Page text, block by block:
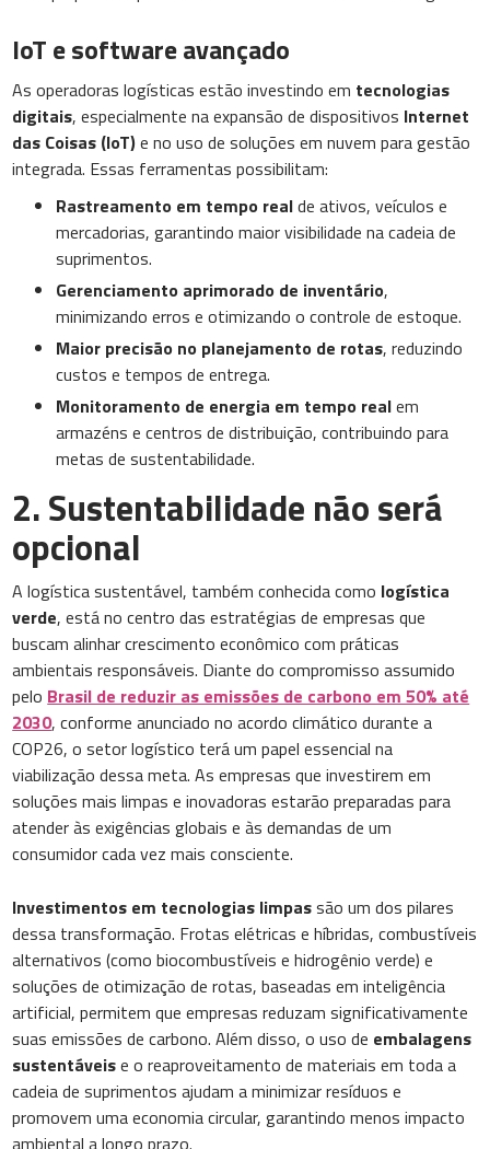
IoT e software avançado
As operadoras logísticas estão investindo em tecnologias
digitais, especialmente na expansão de dispositivos Internet
das Coisas (IoT)e no uso de soluções em nuvem para gestão
integrada. Essas ferramentas possibilitam:
Rastreamento em tempo realde ativos, veículos e
mercadorias, garantindo maior visibilidade na cadeia de
suprimentos.
Gerenciamento aprimorado de inventário,
minimizando erros e otimizando o controle de estoque.
Maior precisão no planejamento de rotas, reduzindo
custos e tempos de entrega.
Monitoramento de energia em tempo realem
armazéns e centros de distribuição, contribuindo para
metas de sustentabilidade.
2. Sustentabilidade não será
opcional
A logística sustentável, também conhecida como logística
verde, está no centro das estratégias de empresas que
buscam alinhar crescimento econômico com práticas
ambientais responsáveis. Diante do compromisso assumido
pelo Brasil de reduzir as emissões de carbono em 50% até
2030, conforme anunciado no acordo climático durante a
COP26, o setor logístico terá um papel essencial na
viabilização dessa meta. As empresas que investirem em
soluções mais limpas e inovadoras estarão preparadas para
atender às exigências globais e às demandas de um
consumidor cada vez mais consciente.
Investimentos em tecnologias limpassão um dos pilares
dessa transformação. Frotas elétricas e híbridas, combustíveis
alternativos (como biocombustíveis e hidrogênio verde) e
soluções de otimização de rotas, baseadas em inteligência
artificial, permitem que empresas reduzam significativamente
suas emissões de carbono. Além disso, o uso de embalagens
sustentáveise o reaproveitamento de materiais em toda a
cadeia de suprimentos ajudam a minimizar resíduos e
promovem uma economia circular, garantindo menos impacto
ambiental a longo prazo.